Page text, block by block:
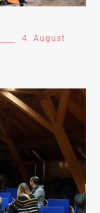
4. August